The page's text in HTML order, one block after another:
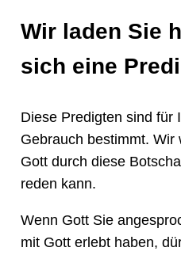
Wir laden Sie
sich eine
Diese Predigten sind für
Gebrauch bestimmt. Wir
Gott durch diese
reden kann.
Wenn Gott Sie
mit Gott erlebt haben,